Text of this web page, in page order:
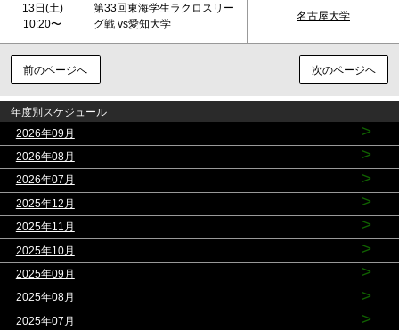
13日(土)
10:20〜
第33回東海学生ラクロスリー
グ戦 vs愛知大学
名古屋大学
前のページへ 次のページヘ
年度別スケジュール
2026年09月
>
2026年08月 >
2026年07月 >
2025年12月 >
2025年11月 >
2025年10月 >
2025年09月 >
2025年08月 >
2025年07月 >